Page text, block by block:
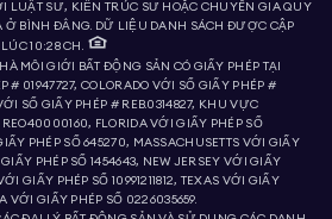
LUẬT SƯ, KIẾN TRÚC SƯ HOẶC CHUYÊN GIA QUY
Ở BÌNH ĐẲNG. DỮ LIỆU DANH SÁCH ĐƯỢC CẬP
10:28 CH.
MÔI GIỚI BẤT ĐỘNG SẢN CÓ GIẤY PHÉP TẠI
# 01947727, COLORADO VỚI SỐ GIẤY PHÉP #
SỐ GIẤY PHÉP # REB.0314827, KHU VỰC
FLORIDA VỚI GIẤY PHÉP SỐ
PHÉP SỐ 645270, MASSACHUSETTS VỚI GIẤY
PHÉP SỐ 1454643, NEW JERSEY VỚI GIẤY
GIẤY PHÉP SỐ 10991211812, TEXAS VỚI GIẤY
VỚI GIẤY PHÉP SỐ 0226035659.